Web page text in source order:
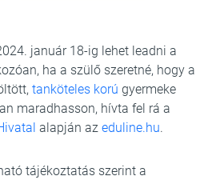
január 18-ig lehet leadni a
ha a szülő szeretné, hogy a
tanköteles korú gyermeke
maradhasson, hívta fel rá a
alapján az eduline.hu.
tájékoztatás szerint a